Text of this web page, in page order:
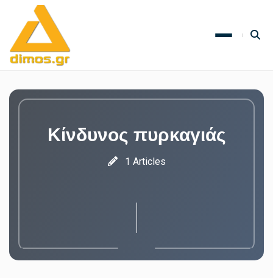
Κίνδυνος πυρκαγιάς
1 Articles